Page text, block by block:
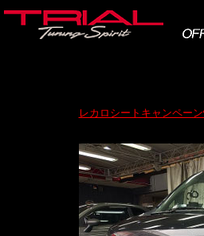
レカロシートキャンペー